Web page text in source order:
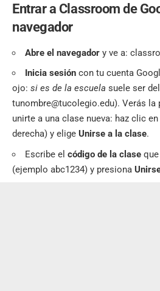
Entrar a Classroom de
navegador
Abre el navegador y ve a:
Inicia sesión con tu cuenta
ojo: si es de la escuela suele ser
tunombre@tucolegio.edu). Verás la
unirte a una clase nueva: haz clic
derecha) y elige Unirse a la clase.
Escribe el código de la clase
(ejemplo abc1234) y presiona